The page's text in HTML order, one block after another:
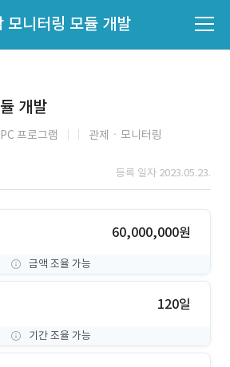
모니터링 모듈 개발
개발
PC 프로그램 관제ㆍ모니터링
등록 일자 2023.05.23.
60,000,000원
금액 조율 가능
120일
기간 조율 가능